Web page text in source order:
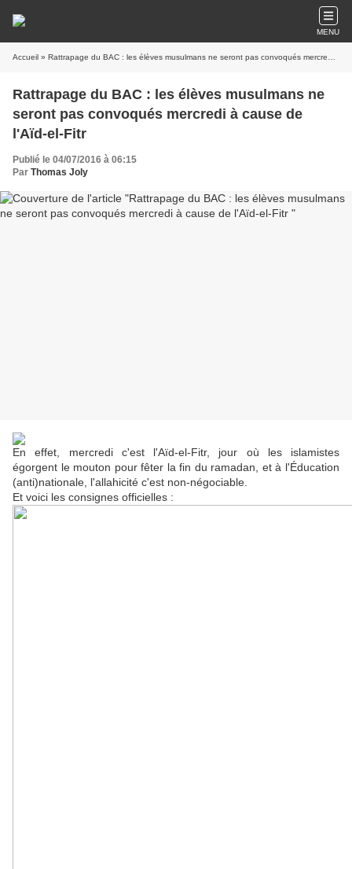
MENU
Accueil » Rattrapage du BAC : les élèves musulmans ne seront pas convoqués mercredi à cause de l'Aïd-el-Fitr
Rattrapage du BAC : les élèves musulmans ne
seront pas convoqués mercredi à cause de
l'Aïd-el-Fitr
Publié le 04/07/2016 à 06:15
Par Thomas Joly
En effet, mercredi c'est l'Aïd-el-Fitr, jour où les islamistes
égorgent le mouton pour fêter la fin du ramadan, et à l'Éducation
(anti)nationale, l'allahicité c'est non-négociable.
Et voici les consignes officielles :